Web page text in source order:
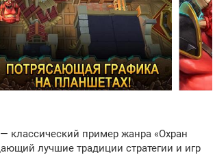
классический пример жанра «Охран
лучшие традиции стратегии и игр